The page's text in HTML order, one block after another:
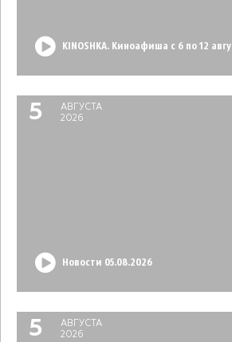
KINOSHKA. Киноафиша с 6 по 12
5
АВГУСТА
2026
Новости 05.08.2026
5
АВГУСТА
2026